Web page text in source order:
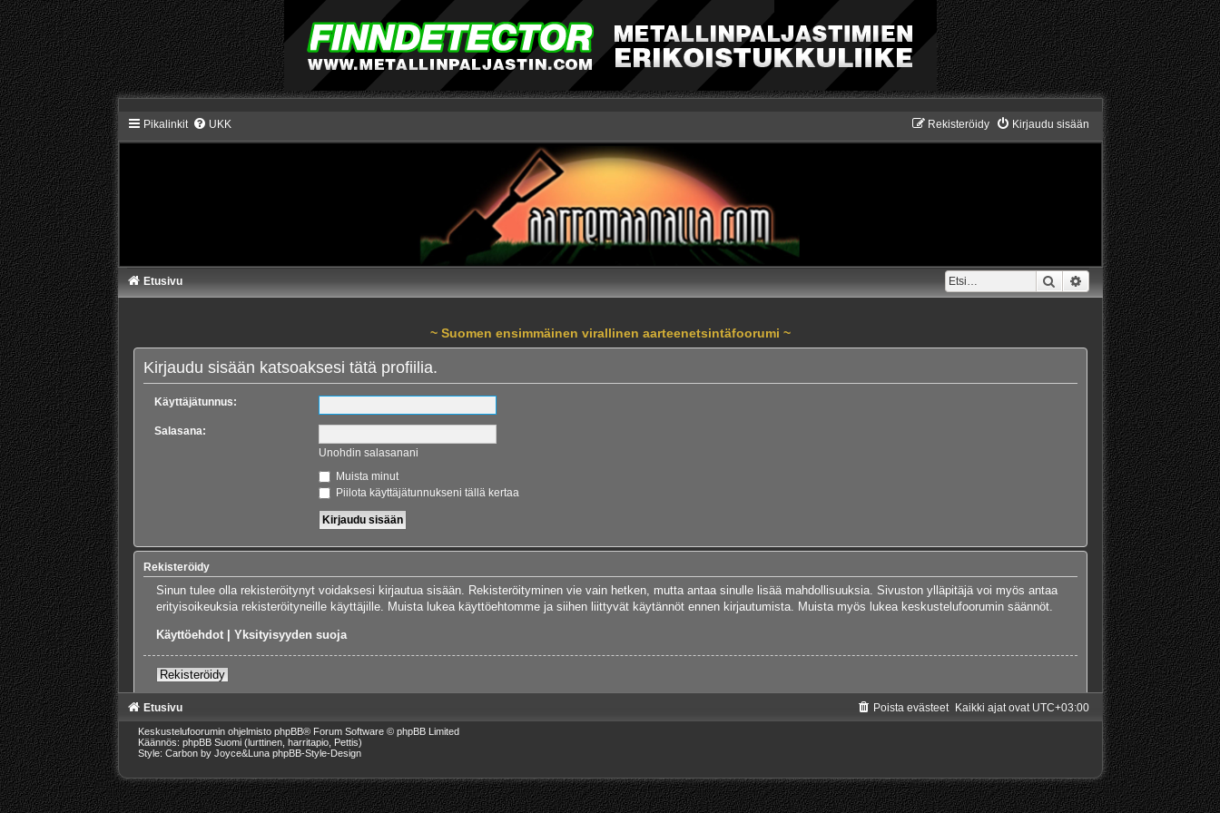
Pikalinkit UKK Kirjaudu sisään
Rekisteröidy
Etsi Tarkennettu haku
Etusivu
~ Suomen ensimmäinen virallinen aarteenetsintäfoorumi ~
Kirjaudu sisään katsoaksesi tätä profiilia.
Käyttäjätunnus:
Salasana:
Unohdin salasanani
Muista minut
Piilota käyttäjätunnukseni tällä kertaa
Rekisteröidy
Sinun tulee olla rekisteröitynyt voidaksesi kirjautua sisään. Rekisteröityminen vie vain hetken, mutta antaa sinulle lisää mahdollisuuksia. Sivuston ylläpitäjä voi myös antaa
erityisoikeuksia rekisteröityneille käyttäjille. Muista lukea käyttöehtomme ja siihen liittyvät käytännöt ennen kirjautumista. Muista myös lukea keskustelufoorumin säännöt.
Käyttöehdot |Yksityisyyden suoja
Rekisteröidy
Etusivu Kaikki ajat ovat UTC+03:00
Poista evästeet
Keskustelufoorumin ohjelmisto phpBB® Forum Software © phpBB Limited
Käännös: phpBB Suomi (lurttinen, harritapio, Pettis)
Style: Carbon by Joyce&Luna phpBB-Style-Design